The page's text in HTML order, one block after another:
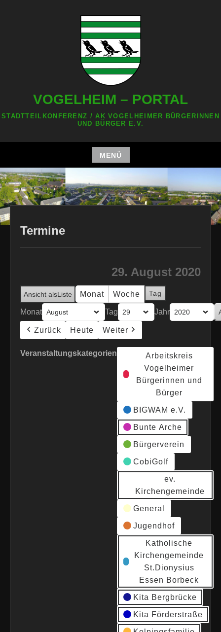
VOGELHEIM – PORTAL
STADTTEILKONFERENZ / AK VOGELHEIMER BÜRGERINNEN
UND BÜRGER E.V.
MENÜ
Zum
Inhalt
springen
Termine
29. August 2020
Ansicht alsListe Monat Woche Tag
Monat Tag Jahr
Zurück Heute Weiter
Veranstaltungskategorien
Arbeitskreis
Vogelheimer
Bürgerinnen und
Bürger
BIGWAM e.V.
Bunte Arche
Bürgerverein
CobiGolf
ev.
Kirchengemeinde
General
Jugendhof
Katholische
Kirchengemeinde
St.Dionysius
Essen Borbeck
Kita Bergbrücke
Kita Förderstraße